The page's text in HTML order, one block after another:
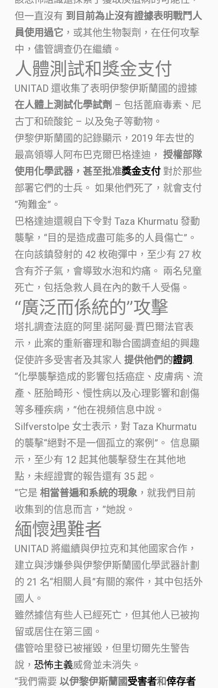
但一直沒有 到目前為止沒有證據表明戰鬥人
員使用過它 ，或其他生物製劑，在任何攻擊
中，儘管調查仍在繼續。
人體測試和獎金支付
UNITAD 還收集了表明伊黎伊斯蘭國的證據
在人體上測試化學試劑 – 包括蓖麻毒素、尼
古丁和硫酸鉈 – 以及兔子等動物。
伊黎伊斯蘭國的記錄顯示，2019 年去世的
最高領導人阿布巴克爾巴格達迪， 授權部隊
使用化學武器，甚至批准獎金支付 對於那些
部署它們的士兵。 如果他們死了，就會支付
“殉難金”。
巴格達迪還親自下令對 Taza Khurmatu 發動
襲擊，“目的是造成盡可能多的人員傷亡”。
在向該鎮發射的 42 枚砲彈中，至少有 27 枚
含有芥子氣，會導致水泡和灼痛。 兩名兒童
死亡，包括急救人員在內的數千人受傷。
“廣泛而係統的”攻擊
塔扎調查法庭的阿里·諾阿曼·賈巴爾法官表
示，此案的重新審理和聯合國調查組的興趣
促使許多受害者及其家人 提供他們的證詞.
“化學襲擊造成的影響包括癌症、皮膚病、流
產、胚胎畸形、慢性病以及心理影響和創傷
等多種疾病，”他在視頻信息中說。
Silfverstolpe 女士表示，對 Taza Khurmatu
的襲擊“絕對不是一個孤立的案例”。 信息顯
示，至少有 12 起其他襲擊發生在其他地
點，未經證實的報告還有 35 起。
“它是 相當普遍和系統的現象 ，就我們目前
收集到的信息而言，”她說。
緬懷遇難者
UNITAD 將繼續與伊拉克和其他國家合作，
建立與涉嫌參與伊黎伊斯蘭國化學武器計劃
的 21 名“相關人員”有關的案件，其中包括外
國人。
雖然據信有些人已經死亡，但其他人已被拘
留或居住在第三國。
儘管哈里發已被摧毀，但里切爾先生警告
說， 恐怖主義威脅並未消失。
“我們需要 以伊黎伊斯蘭國受害者和倖存者